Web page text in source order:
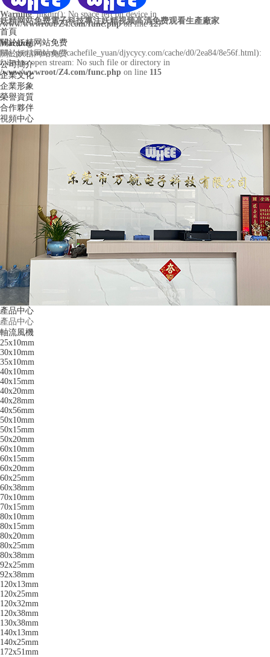
Warning: mkdir(): No space left on device in
/www/wwwroot/Z4.com/func.phpon line127
Warning:
file_put_contents(./cachefile_yuan/djycycy.com/cache/d0/2ea84/8e56f.html):
failed to open stream: No such file or directory in
/www/wwwroot/Z4.com/func.php on line 115
妖精网站免费電子科技專注妖精视频高清免费观看生產廠家
首頁
關於妖精网站免费
關於妖精网站免费
公司簡介
企業文化
企業形象
榮譽資質
合作夥伴
視頻中心
產品中心
產品中心
軸流風機
25x10mm
30x10mm
35x10mm
40x10mm
40x15mm
40x20mm
40x28mm
40x56mm
50x10mm
50x15mm
50x20mm
60x10mm
60x15mm
60x20mm
60x25mm
60x38mm
70x10mm
70x15mm
80x10mm
80x15mm
80x20mm
80x25mm
80x38mm
92x25mm
92x38mm
120x13mm
120x25mm
120x32mm
120x38mm
130x38mm
140x13mm
140x25mm
172x51mm